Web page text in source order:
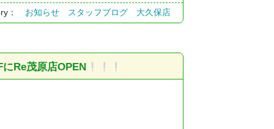
： お知らせ スタッフブログ 大久保店
Re茂原店OPEN